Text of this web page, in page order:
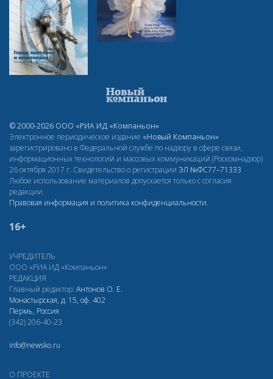
© 2000-2026 ООО «РИА ИД «Компаньон»
Электронное периодическое издание «Новый Компаньон»
зарегистрировано в Федеральной службе по надзору в сфере связи,
информационных технологий и массовых коммуникаций (Роскомнадзор)
26 октября 2017 г. Свидетельство о регистрации ЭЛ №ФС77–71333
Любое использование материалов допускается только с согласия
редакции.
Правовая информация и политика конфиденциальности.
16+
УЧРЕДИТЕЛЬ
ООО «РИА ИД «Компаньон»
РЕДАКЦИЯ
Главный редактор: Антонов О. Е.
Монастырская, д. 15, оф. 402
Пермь, Россия
(342) 206-40-23
info@newsko.ru
О ПРОЕКТЕ